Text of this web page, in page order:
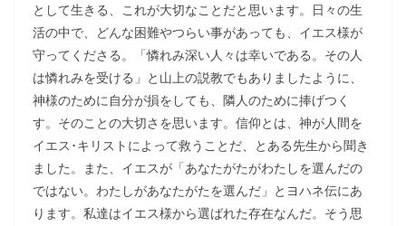
として生きる、これが大切なことだと思います。日々の生
活の中で、どんな困難やつらい事があっても、イエス様が
守ってくださる。「憐れみ深い人々は幸いである。その人
は憐れみを受ける」と山上の説教でもありましたように、
神様のために自分が損をしても、隣人のために捧げつく
す。そのことの大切さを思います。信仰とは、神が人間を
イエス･キリストによって救うことだ、とある先生から聞き
ました。また、イエスが「あなたがたがわたしを選んだの
ではない。わたしがあなたがたを選んだ」とヨハネ伝にあ
ります。私達はイエス様から選ばれた存在なんだ。そう思